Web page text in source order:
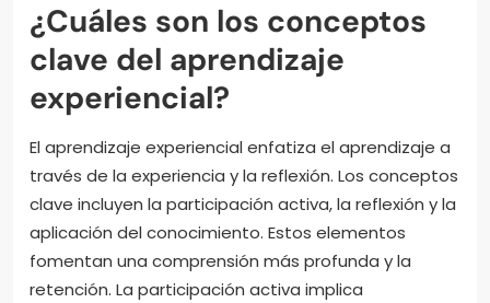
¿Cuáles son los conceptos
clave del aprendizaje
experiencial?
El aprendizaje experiencial enfatiza el aprendizaje a
través de la experiencia y la reflexión. Los conceptos
clave incluyen la participación activa, la reflexión y la
aplicación del conocimiento. Estos elementos
fomentan una comprensión más profunda y la
retención. La participación activa implica